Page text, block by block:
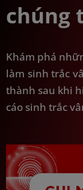
chúng
Khám phá
làm sinh trắc
thành sau khi
cáo sinh trắc